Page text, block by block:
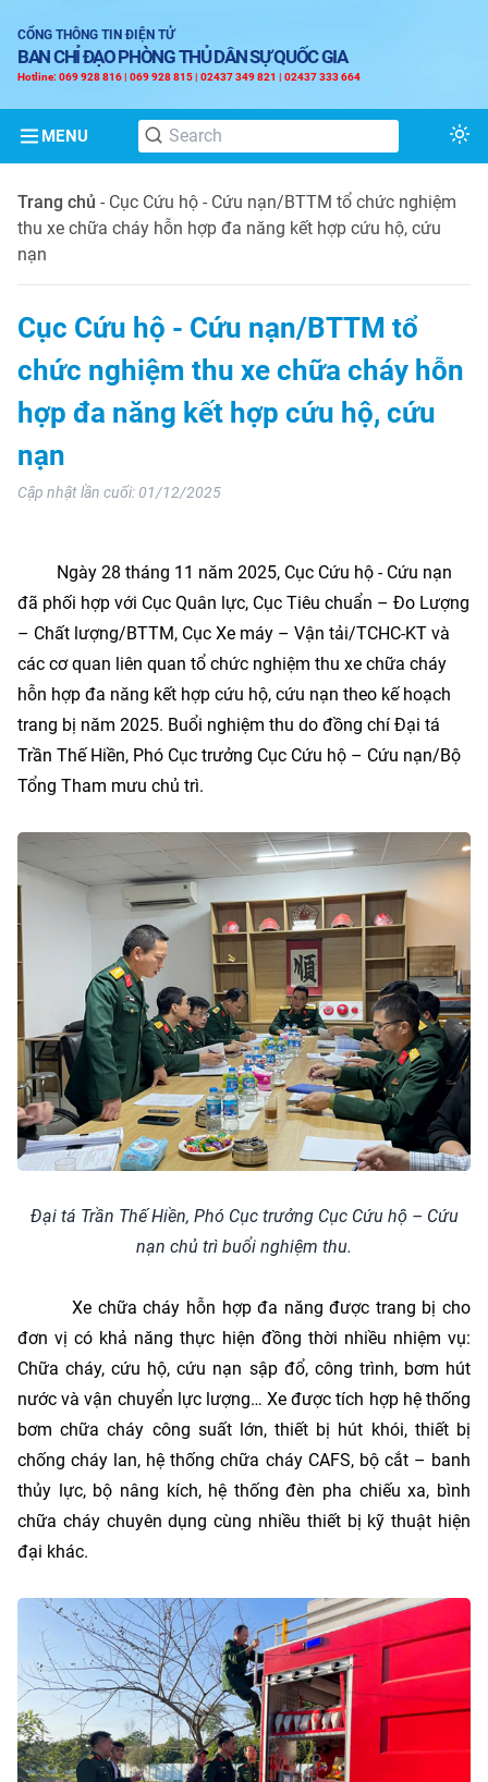
CỔNG THÔNG TIN ĐIỆN TỬ
BAN CHỈ ĐẠO PHÒNG THỦ DÂN SỰ QUỐC GIA
Hotline: 069 928 816 | 069 928 815 | 02437 349 821 | 02437 333 664
MENU
Trang chủ - Cục Cứu hộ - Cứu nạn/BTTM tổ chức nghiệm
thu xe chữa cháy hỗn hợp đa năng kết hợp cứu hộ, cứu
nạn
Cục Cứu hộ - Cứu nạn/BTTM tổ
chức nghiệm thu xe chữa cháy hỗn
hợp đa năng kết hợp cứu hộ, cứu
nạn
Cập nhật lần cuối: 01/12/2025
Ngày 28 tháng 11 năm 2025, Cục Cứu hộ - Cứu nạn
đã phối hợp với Cục Quân lực, Cục Tiêu chuẩn – Đo Lượng
– Chất lượng/BTTM, Cục Xe máy – Vận tải/TCHC-KT và
các cơ quan liên quan tổ chức nghiệm thu xe chữa cháy
hỗn hợp đa năng kết hợp cứu hộ, cứu nạn theo kế hoạch
trang bị năm 2025. Buổi nghiệm thu do đồng chí Đại tá
Trần Thế Hiền, Phó Cục trưởng Cục Cứu hộ – Cứu nạn/Bộ
Tổng Tham mưu chủ trì.
Đại tá Trần Thế Hiền, Phó Cục trưởng Cục Cứu hộ – Cứu
nạn chủ trì buổi nghiệm thu.
Xe chữa cháy hỗn hợp đa năng được trang bị cho
đơn vị có khả năng thực hiện đồng thời nhiều nhiệm vụ:
Chữa cháy, cứu hộ, cứu nạn sập đổ, công trình, bơm hút
nước và vận chuyển lực lượng… Xe được tích hợp hệ thống
bơm chữa cháy công suất lớn, thiết bị hút khói, thiết bị
chống cháy lan, hệ thống chữa cháy CAFS, bộ cắt – banh
thủy lực, bộ nâng kích, hệ thống đèn pha chiếu xa, bình
chữa cháy chuyên dụng cùng nhiều thiết bị kỹ thuật hiện
đại khác.